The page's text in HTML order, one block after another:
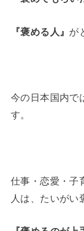
『褒める人』 が
今の日本国内で
す。
仕事・恋愛・子
人は、たいがい